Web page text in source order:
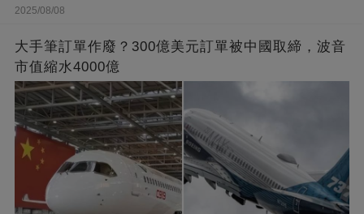
2025/08/08
大手筆訂單作廢？300億美元訂單被中國取締，波音
市值縮水4000億